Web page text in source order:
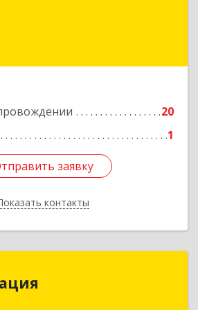
20
1
заявку
контакты
обл, Климовск г, Советская
заявку
Назад